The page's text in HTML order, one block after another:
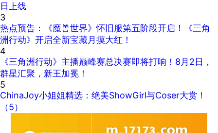
日上线
3
热点预告：《魔兽世界》怀旧服第五阶段开启！《三角
洲行动》开启全新宝藏月摸大红！
4
《三角洲行动》主播巅峰赛总决赛即将打响！8月2日，
群星汇聚，新王加冕！
5
ChinaJoy小姐姐精选：绝美ShowGirl与Coser大赏！
（5）